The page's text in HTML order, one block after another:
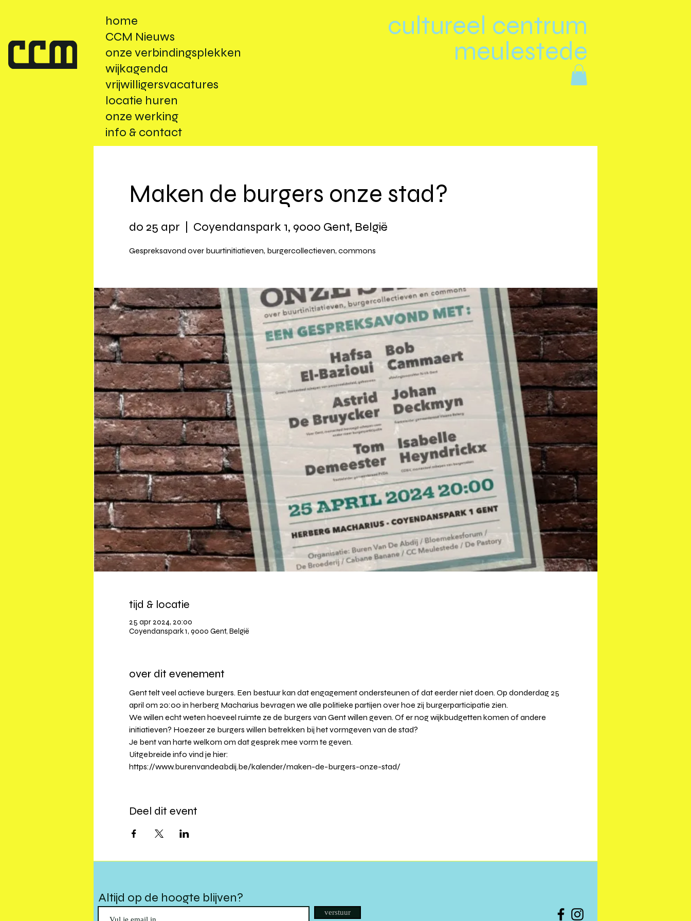
home
CCM Nieuws
onze verbindingsplekken
wijkagenda
vrijwilligersvacatures
locatie huren
onze werking
info & contact
cultureel centrum
meulestede
Maken de burgers onze stad?
do 25 apr Coyendanspark 1, 9000 Gent, België
Gespreksavond over buurtinitiatieven, burgercollectieven, commons
tijd & locatie
25 apr 2024, 20:00
Coyendanspark 1, 9000 Gent, België
over dit evenement
Gent telt veel actieve burgers. Een bestuur kan dat engagement ondersteunen of dat eerder niet doen. Op donderdag 25
april om 20:00 in herberg Macharius bevragen we alle politieke partijen over hoe zij burgerparticipatie zien.
We willen echt weten hoeveel ruimte ze de burgers van Gent willen geven. Of er nog wijkbudgetten komen of andere
initiatieven? Hoezeer ze burgers willen betrekken bij het vormgeven van de stad?
Je bent van harte welkom om dat gesprek mee vorm te geven.
Uitgebreide info vind je hier:
https://www.burenvandeabdij.be/kalender/maken-de-burgers-onze-stad/
Deel dit event
Altijd op de hoogte blijven?
verstuur